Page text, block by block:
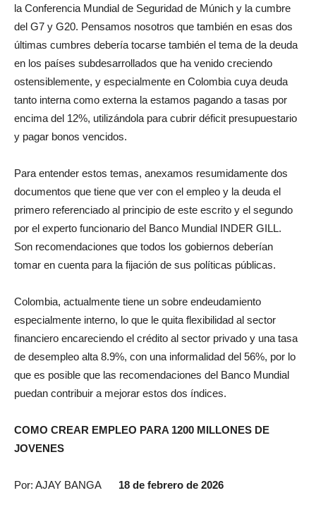
la Conferencia Mundial de Seguridad de Múnich y la cumbre
del G7 y G20. Pensamos nosotros que también en esas dos
últimas cumbres debería tocarse también el tema de la deuda
en los países subdesarrollados que ha venido creciendo
ostensiblemente, y especialmente en Colombia cuya deuda
tanto interna como externa la estamos pagando a tasas por
encima del 12%, utilizándola para cubrir déficit presupuestario
y pagar bonos vencidos.
Para entender estos temas, anexamos resumidamente dos
documentos que tiene que ver con el empleo y la deuda el
primero referenciado al principio de este escrito y el segundo
por el experto funcionario del Banco Mundial INDER GILL.
Son recomendaciones que todos los gobiernos deberían
tomar en cuenta para la fijación de sus políticas públicas.
Colombia, actualmente tiene un sobre endeudamiento
especialmente interno, lo que le quita flexibilidad al sector
financiero encareciendo el crédito al sector privado y una tasa
de desempleo alta 8.9%, con una informalidad del 56%, por lo
que es posible que las recomendaciones del Banco Mundial
puedan contribuir a mejorar estos dos índices.
COMO CREAR EMPLEO PARA 1200 MILLONES DE
JOVENES
Por: AJAY BANGA 18 de febrero de 2026